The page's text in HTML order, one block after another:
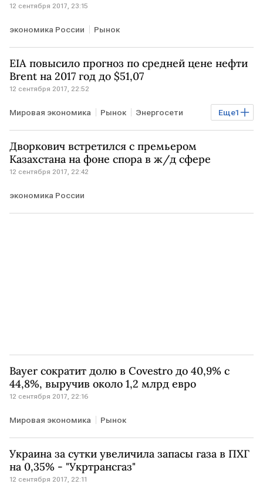
12 сентября 2017, 23:15
экономика России Рынок
EIA повысило прогноз по средней цене нефти
Brent на 2017 год до $51,07
12 сентября 2017, 22:52
Еще1
Мировая экономика Рынок Энергосети
Энергетика
Дворкович встретился с премьером
Казахстана на фоне спора в ж/д сфере
12 сентября 2017, 22:42
экономика России
Bayer сократит долю в Covestro до 40,9% с
44,8%, выручив около 1,2 млрд евро
12 сентября 2017, 22:16
Мировая экономика Рынок
Украина за сутки увеличила запасы газа в ПХГ
на 0,35% - "Укртрансгаз"
12 сентября 2017, 22:11